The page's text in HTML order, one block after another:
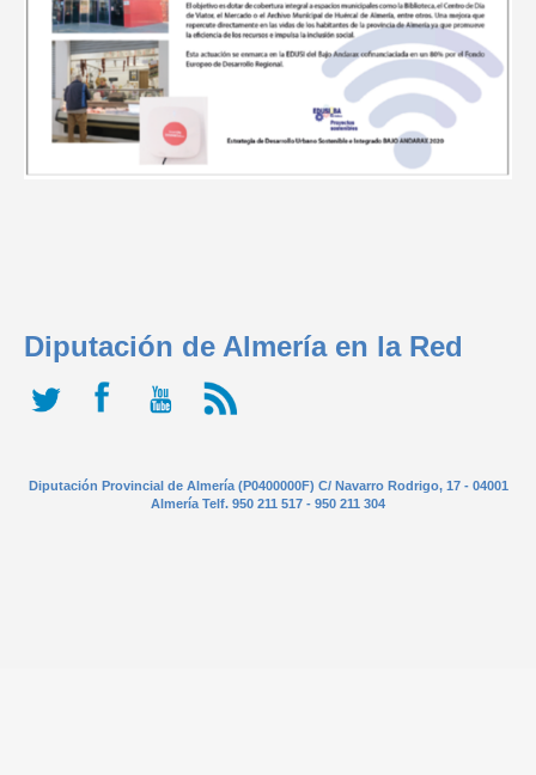
Diputación de Almería en la Red
Diputación Provincial de Almería (P0400000F) C/ Navarro Rodrigo, 17 - 04001
Almería Telf. 950 211 517 - 950 211 304